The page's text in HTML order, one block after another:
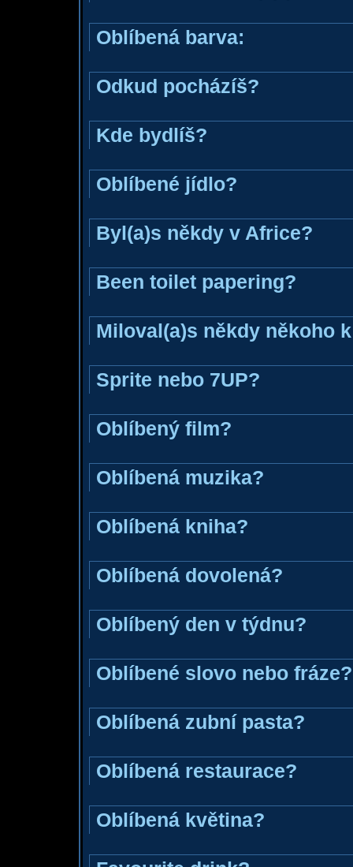
Oblíbená barva:
Odkud pocházíš?
Kde bydlíš?
Oblíbené jídlo?
Byl(a)s někdy v Africe?
Been toilet papering?
Miloval(a)s někdy někoho
Sprite nebo 7UP?
Oblíbený film?
Oblíbená muzika?
Oblíbená kniha?
Oblíbená dovolená?
Oblíbený den v týdnu?
Oblíbené slovo nebo fráze?
Oblíbená zubní pasta?
Oblíbená restaurace?
Oblíbená květina?